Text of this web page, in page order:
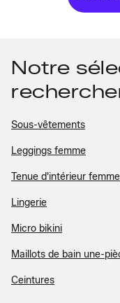
Notre
Sous-vêtements
Leggings femme
Tenue d'intérieur femme
Lingerie
Micro bikini
Maillots de bain une-
Ceintures